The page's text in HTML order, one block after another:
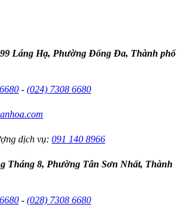
Láng Hạ, Phường Đống Đa, Thành phố
- (024) 7308 6680
dịch vụ: 091 140 8966
Tháng 8, Phường Tân Sơn Nhất, Thành
- (028) 7308 6680